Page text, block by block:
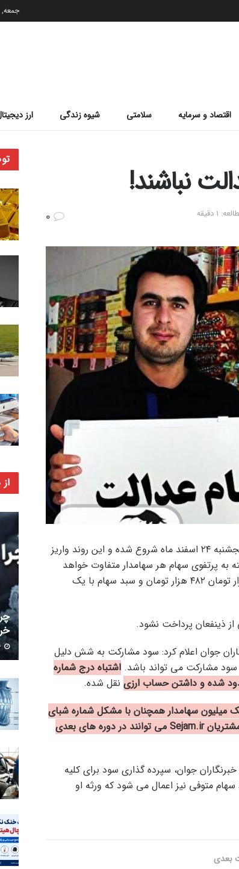
جمعه,
اقتصاد و سرمایه سلامتی شیوه زندگی ارز
نباشند!
دقیقه
واریز مرحله دوم سود سهام از پنجشنبه ۲۴ اسفند ماه شروع شده و این روند واریز
به پرتفوی سهام هر سهامدار متفاوت خواهد
بود. صاحبان سبد سهام با ۴۹۲ هزار تومان ۴۴۶ هزار تومان، ۵۳۲ هزار تومان ۴۸۲ هزار تومان و سبد سهام با یک
ذینفعان پرداخت نشود.
جوان اعلام کرد: سود مشارکت به شش دلیل
مشارکت می تواند باشد. اشتباه درج شماره
شده و داشتن حساب ارزی نقل شده.
میلیون سهامدار همچنان با مشکل شماره شبای
معتبر مواجه هستند. این افراد با ثبت نام در سامانه جامع اطلاعات مشتریان Sejam.ir می توانند در دوره های بعدی
جوان، سپرده گذاری سود برای کلیه
سهام متوفی نیز اعمال می شود که ورثه او
بعدی